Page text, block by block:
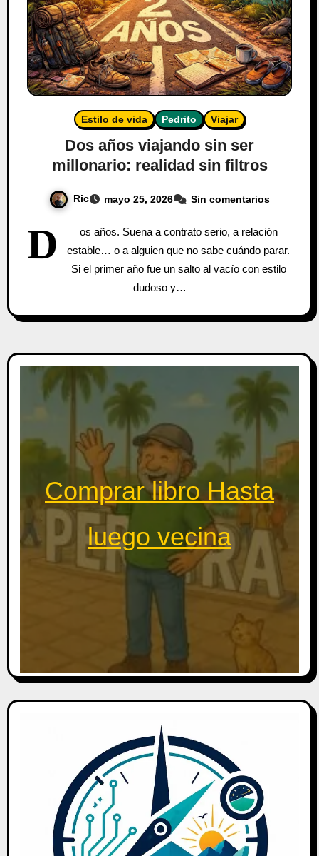
Estilo de vida Pedrito Viajar
Dos años viajando sin ser
millonario: realidad sin filtros
Ric mayo 25, 2026 Sin comentarios
D
os años. Suena a contrato serio, a relación
estable… o a alguien que no sabe cuándo parar.
Si el primer año fue un salto al vacío con estilo
dudoso y…
Comprar libro Hasta
luego vecina